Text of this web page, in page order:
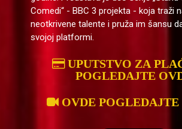
Comedi“ - BBC 3 projekta - koja traži
neotkrivene talente i pruža im šansu
svojoj platformi.
UPUTSTVO ZA
POGLEDAJTE
OVDE